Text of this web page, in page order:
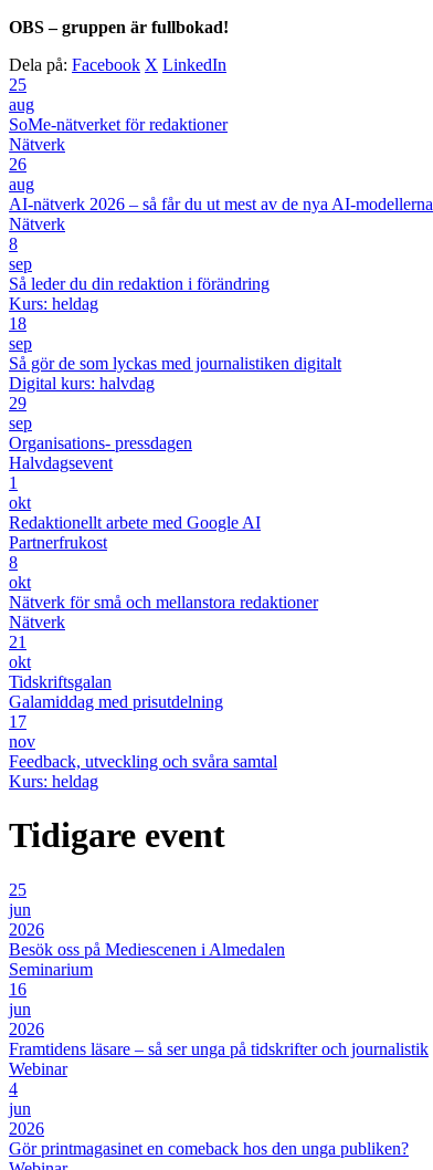
OBS – gruppen är fullbokad!
Dela på: Facebook X LinkedIn
25
aug
SoMe-nätverket för redaktioner
Nätverk
26
aug
AI-nätverk 2026 – så får du ut mest av de nya AI-modellerna
Nätverk
8
sep
Så leder du din redaktion i förändring
Kurs: heldag
18
sep
Så gör de som lyckas med journalistiken digitalt
Digital kurs: halvdag
29
sep
Organisations- pressdagen
Halvdagsevent
1
okt
Redaktionellt arbete med Google AI
Partnerfrukost
8
okt
Nätverk för små och mellanstora redaktioner
Nätverk
21
okt
Tidskriftsgalan
Galamiddag med prisutdelning
17
nov
Feedback, utveckling och svåra samtal
Kurs: heldag
Tidigare event
25
jun
2026
Besök oss på Mediescenen i Almedalen
Seminarium
16
jun
2026
Framtidens läsare – så ser unga på tidskrifter och journalistik
Webinar
4
jun
2026
Gör printmagasinet en comeback hos den unga publiken?